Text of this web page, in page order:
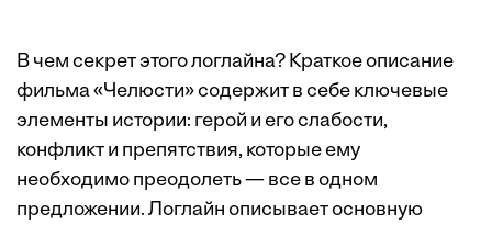
В чем секрет этого логлайна? Краткое описание
фильма «Челюсти» содержит в себе ключевые
элементы истории: герой и его слабости,
конфликт и препятствия, которые ему
необходимо преодолеть — все в одном
предложении. Логлайн описывает основную